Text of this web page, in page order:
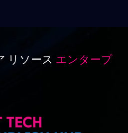
リソース エンタープ